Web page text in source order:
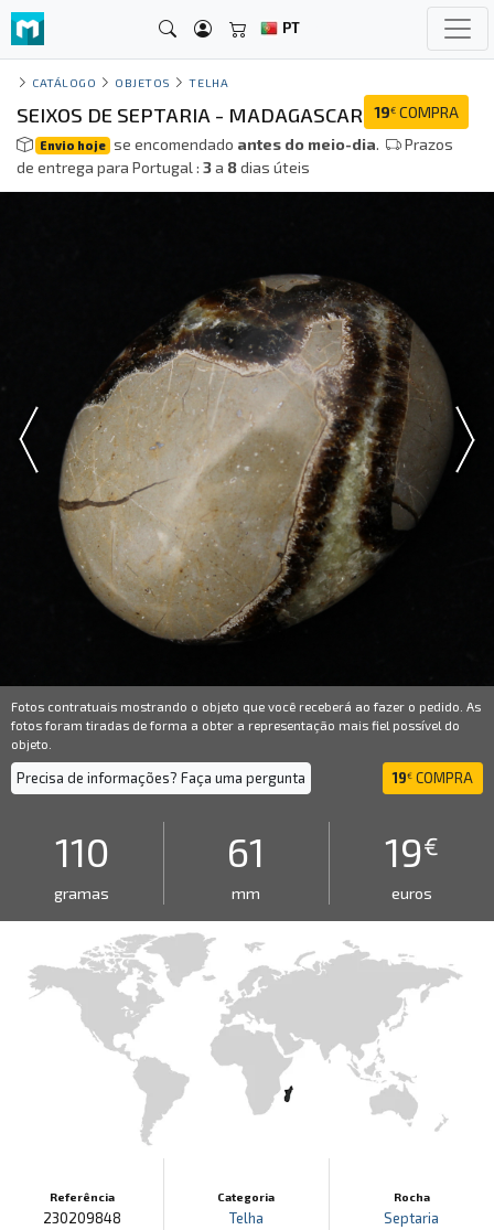
PT
CATÁLOGO OBJETOS TELHA
19€ COMPRA
SEIXOS DE SEPTARIA - MADAGASCAR
Envio hoje se encomendado antes do meio-dia.
Prazos
de entrega para Portugal : 3a 8dias úteis
Fotos contratuais mostrando o objeto que você receberá ao fazer o pedido. As
fotos foram tiradas de forma a obter a representação mais fiel possível do
objeto.
Precisa de informações? Faça uma pergunta 19€ COMPRA
110
gramas
61
mm
19€
euros
Referência
230209848
Categoria
Telha
Rocha
Septaria